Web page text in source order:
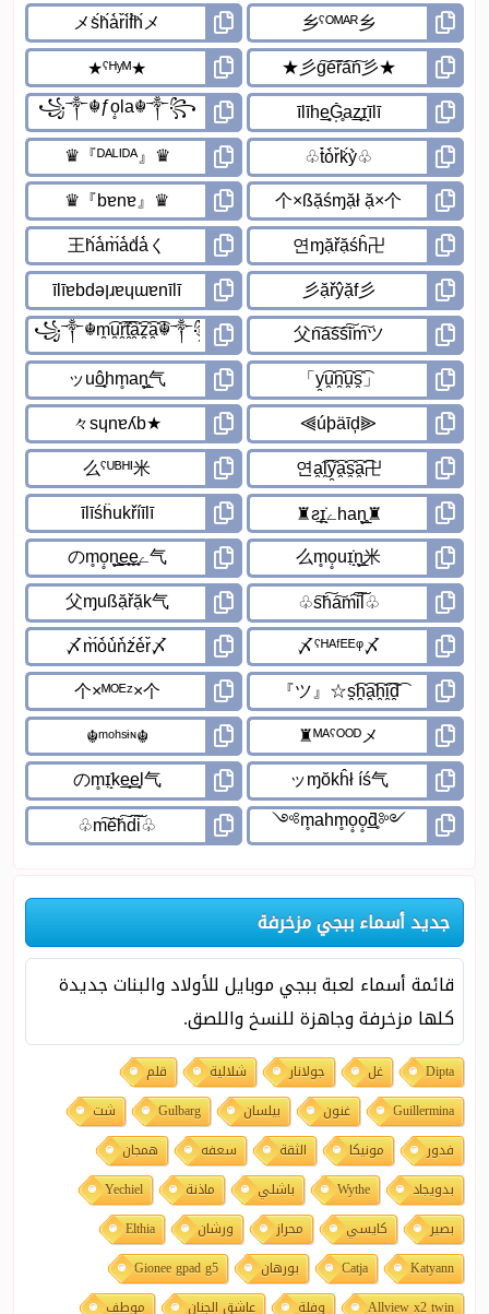
جديد أسماء ببجي مزخرفة
قائمة أسماء لعبة ببجي موبايل للأولاد والبنات جديدة
كلها مزخرفة وجاهزة للنسخ واللصق.
Dipta غل جولانار شلالية
قلم
Guillermina
غنون بیلسان Gulbarg
شت
فدور
مونيكا الثقة سعفه
همجان
بدويجاد
Wythe باشلي ماذنة
Yechiel
بصير
كايسي محراز ورشان
Elthia
Katyann
Catja بورهان
Gionee gpad g5
Allview x2 twin
وفلة عاشق الجنان موطف